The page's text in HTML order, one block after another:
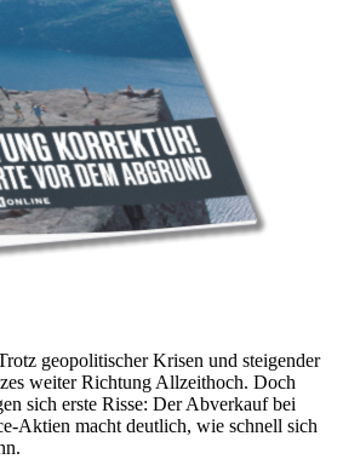
geopolitischer Krisen und steigender
weiter Richtung Allzeithoch. Doch
sich erste Risse: Der Abverkauf bei
Aktien macht deutlich, wie schnell sich